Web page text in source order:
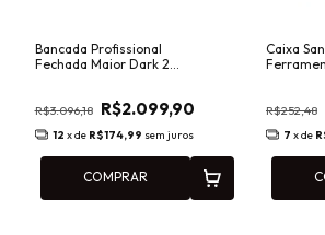
Bancada Profissional
Fechada Maior Dark 2m
91523
R$3.096,18 R$2.099,90
12 x de R$174,99 sem juros
COMPRAR
Caixa
R$252,48
7 x de